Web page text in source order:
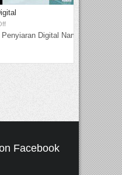
Digital Nama
Facebook